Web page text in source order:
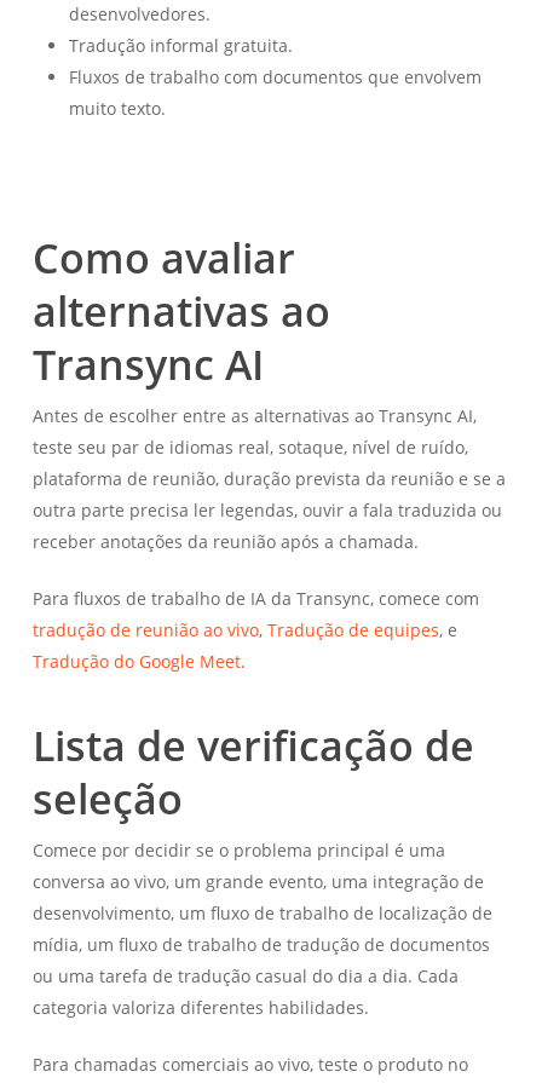
desenvolvedores.
Tradução informal gratuita.
Fluxos de trabalho com documentos que envolvem
muito texto.
Como avaliar
alternativas ao
Transync AI
Antes de escolher entre as alternativas ao Transync AI,
teste seu par de idiomas real, sotaque, nível de ruído,
plataforma de reunião, duração prevista da reunião e se a
outra parte precisa ler legendas, ouvir a fala traduzida ou
receber anotações da reunião após a chamada.
Para fluxos de trabalho de IA da Transync, comece com
tradução de reunião ao vivo, Tradução de equipes, e
Tradução do Google Meet.
Lista de verificação de
seleção
Comece por decidir se o problema principal é uma
conversa ao vivo, um grande evento, uma integração de
desenvolvimento, um fluxo de trabalho de localização de
mídia, um fluxo de trabalho de tradução de documentos
ou uma tarefa de tradução casual do dia a dia. Cada
categoria valoriza diferentes habilidades.
Para chamadas comerciais ao vivo, teste o produto no